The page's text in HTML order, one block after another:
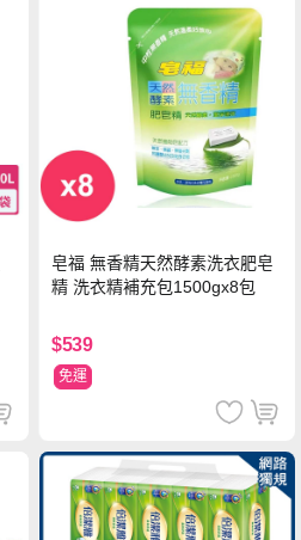
皂福 無香精天然酵素洗衣肥皂
精 洗衣精補充包1500gx8包
$539
免運